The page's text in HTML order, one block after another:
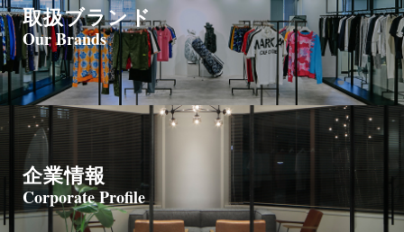
取扱ブランド
Our Brands
企業情報
Corporate Profile